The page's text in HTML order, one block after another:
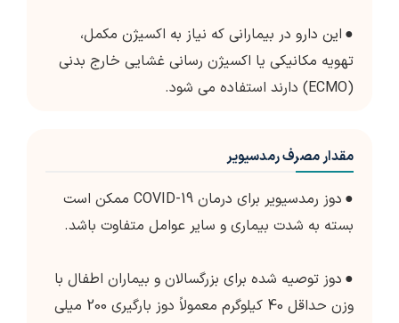
● این دارو در بیمارانی که نیاز به اکسیژن مکمل،
تهویه مکانیکی یا اکسیژن رسانی غشایی خارج بدنی
(ECMO) دارند استفاده می شود.
مقدار مصرف رمدسیویر
●
دوز رمدسیویر برای درمان COVID-19 ممکن است
بسته به شدت بیماری و سایر عوامل متفاوت باشد.
● دوز توصیه شده برای بزرگسالان و بیماران اطفال با
وزن حداقل 40 کیلوگرم معمولاً دوز بارگیری 200 میلی